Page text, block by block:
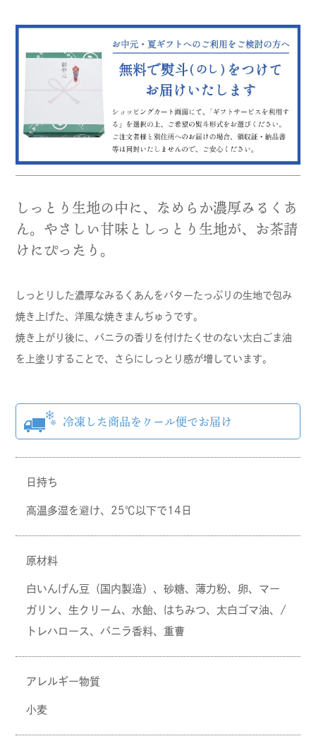
しっとり生地の中に、なめらか濃厚みるくあ
ん。やさしい甘味としっとり生地が、お茶請
けにぴったり。
しっとりした濃厚なみるくあんをバターたっぷりの生地で包み
焼き上げた、洋風な焼きまんぢゅうです。
焼き上がり後に、バニラの香りを付けたくせのない太白ごま油
を上塗りすることで、さらにしっとり感が増しています。
日持ち
高温多湿を避け、25℃以下で14日
原材料
白いんげん豆（国内製造）、砂糖、薄力粉、卵、マー
ガリン、生クリーム、水飴、はちみつ、太白ゴマ油、/
トレハロース、バニラ香料、重曹
アレルギー物質
小麦